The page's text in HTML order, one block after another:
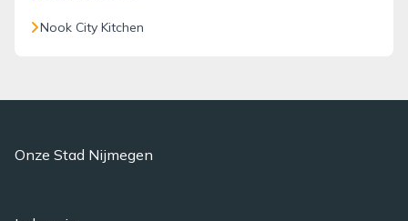
Nook City Kitchen
Onze Stad Nijmegen